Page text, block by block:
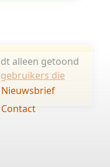
alleen getoond
gebruikers die
Nieuwsbrief
Contact